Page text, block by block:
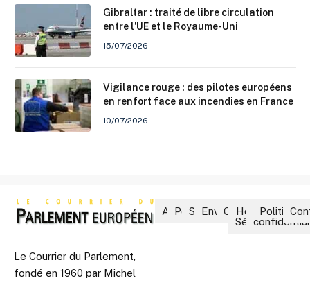
Gibraltar : traité de libre circulation
entre l’UE et le Royaume-Uni
15/07/2026
Vigilance rouge : des pilotes européens
en renfort face aux incendies en France
10/07/2026
Le Courrier du Parlement,
fondé en 1960 par Michel
Accueil
Politique
Société
Environnement
CultureHors-
Séries
Politique